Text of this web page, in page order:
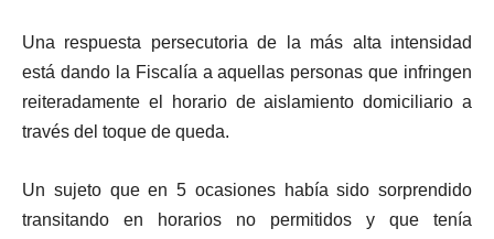
Una respuesta persecutoria de la más alta intensidad
está dando la Fiscalía a aquellas personas que infringen
reiteradamente el horario de aislamiento domiciliario a
través del toque de queda.
Un sujeto que en 5 ocasiones había sido sorprendido
transitando en horarios no permitidos y que tenía